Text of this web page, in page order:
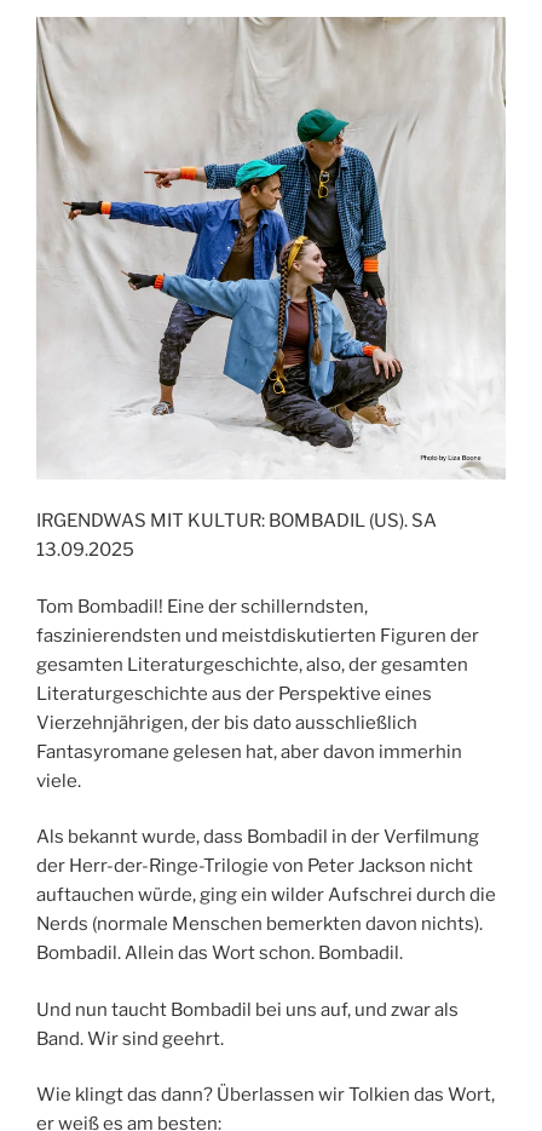
IRGENDWAS MIT KULTUR: BOMBADIL (US). SA
13.09.2025
Tom Bombadil! Eine der schillerndsten,
faszinierendsten und meistdiskutierten Figuren der
gesamten Literaturgeschichte, also, der gesamten
Literaturgeschichte aus der Perspektive eines
Vierzehnjährigen, der bis dato ausschließlich
Fantasyromane gelesen hat, aber davon immerhin
viele.
Als bekannt wurde, dass Bombadil in der Verfilmung
der Herr-der-Ringe-Trilogie von Peter Jackson nicht
auftauchen würde, ging ein wilder Aufschrei durch die
Nerds (normale Menschen bemerkten davon nichts).
Bombadil. Allein das Wort schon. Bombadil.
Und nun taucht Bombadil bei uns auf, und zwar als
Band. Wir sind geehrt.
Wie klingt das dann? Überlassen wir Tolkien das Wort,
er weiß es am besten: